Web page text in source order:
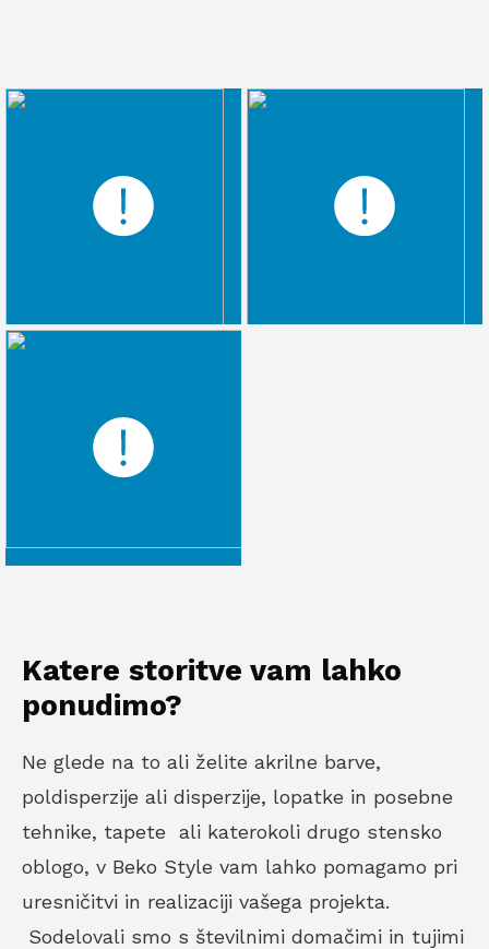
Katere storitve vam lahko
ponudimo?
Ne glede na to ali želite akrilne barve,
poldisperzije ali disperzije, lopatke in posebne
tehnike, tapete ali katerokoli drugo stensko
oblogo, v Beko Style vam lahko pomagamo pri
uresničitvi in realizaciji vašega projekta.
Sodelovali smo s številnimi domačimi in tujimi